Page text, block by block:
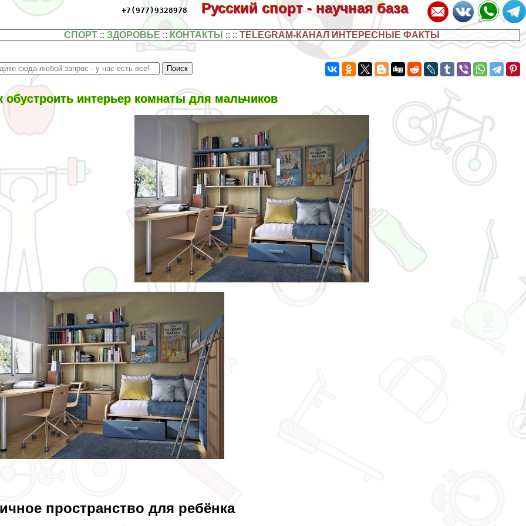
+7(977)9328978 Русский спорт - научная база
СПОРТ ::ЗДОРОВЬЕ :: КОНТАКТЫ :: ::TELEGRAM-КАНАЛ ИНТЕРЕСНЫЕ ФАКТЫ
обустроить интерьер комнаты для мальчиков
прострaнcтво для ребёнка